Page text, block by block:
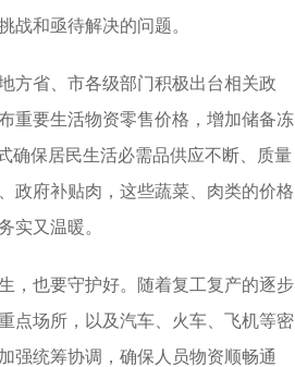
战和亟待解决的问题。
省、市各级部门积极出台相关政
重要生活物资零售价格，增加储备冻
保居民生活必需品供应不断、质量
政府补贴肉，这些蔬菜、肉类的价格
实又温暖。
也要守护好。随着复工复产的逐步
点场所，以及汽车、火车、飞机等密
强统筹协调，确保人员物资顺畅通